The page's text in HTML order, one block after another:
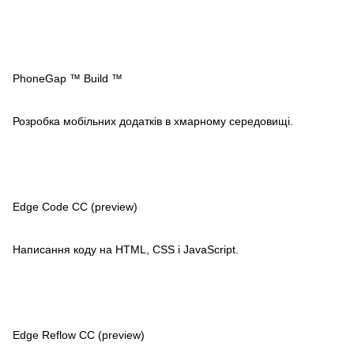
PhoneGap ™ Build ™
Розробка мобільних додатків в хмарному середовищі.
Edge Code CC (preview)
Написання коду на HTML, CSS і JavaScript.
Edge Reflow CC (preview)